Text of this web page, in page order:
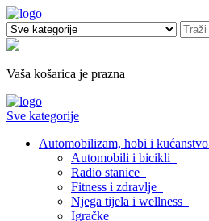
Vaša košarica je prazna
Sve kategorije
Automobilizam, hobi i kućanstvo
Automobili i bicikli
Radio stanice
Fitness i zdravlje
Njega tijela i wellness
Igračke